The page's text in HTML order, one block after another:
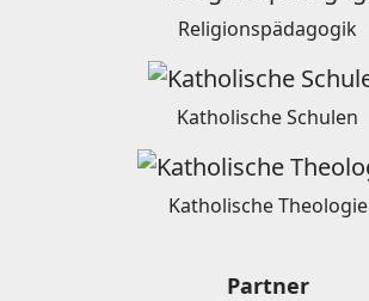
Religionspädagogik
Katholische Schulen
Katholische Theologie
Partner